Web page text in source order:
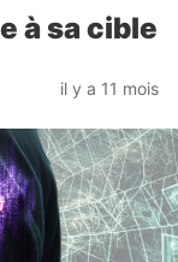
à sa cible
il y a 11 mois